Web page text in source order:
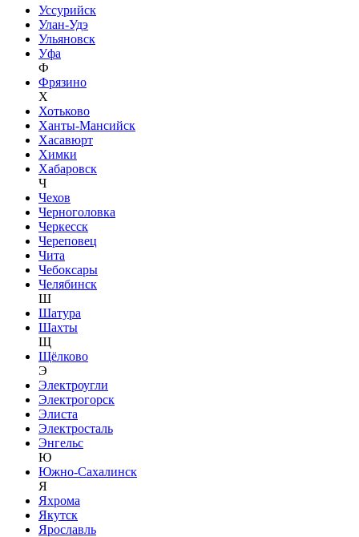
Уссурийск
Улан-Удэ
Ульяновск
Уфа
Ф
Фрязино
Х
Хотьково
Ханты-Мансийск
Хасавюрт
Химки
Хабаровск
Ч
Чехов
Черноголовка
Черкесск
Череповец
Чита
Чебоксары
Челябинск
Ш
Шатура
Шахты
Щ
Щёлково
Э
Электроугли
Электрогорск
Элиста
Электросталь
Энгельс
Ю
Южно-Сахалинск
Я
Яхрома
Якутск
Ярославль